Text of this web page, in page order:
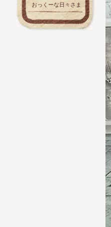
おっくーな日々さま